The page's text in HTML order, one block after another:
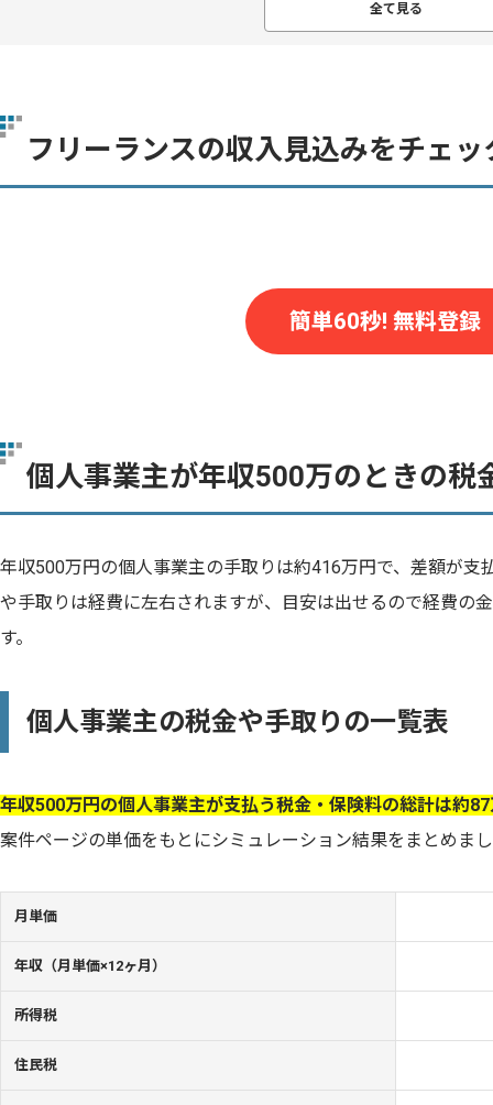
全て見る
フリーランスの収入見込みをチェッ
簡単60秒! 無料登録
個人事業主が年収500万のときの税
年収500万円の個人事業主の手取りは約416万円で、差額が支
や手取りは経費に左右されますが、目安は出せるので経費の
す。
個人事業主の税金や手取りの一覧表
年収500万円の個人事業主が支払う税金・保険料の総計は約
案件ページの単価をもとにシミュレーション結果をまとめま
月単価
年収（月単価×12ヶ月）
所得税
住民税